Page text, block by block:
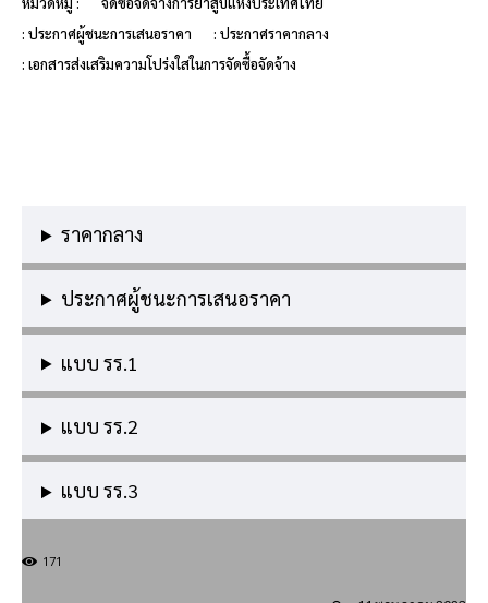
: ประกาศผู้ชนะการเสนอราคา
: ประกาศราคากลาง
: เอกสารส่งเสริมความโปร่งใสในการจัดซื้อจัดจ้าง
ราคากลาง
ประกาศผู้ชนะการเสนอราคา
แบบ รร.1
แบบ รร.2
แบบ รร.3
171